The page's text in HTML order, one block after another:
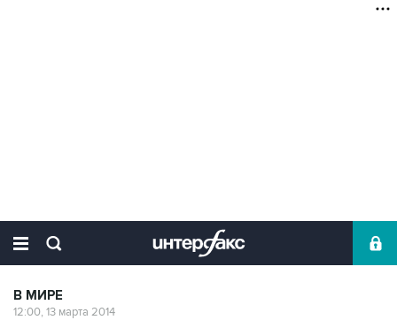
В МИРЕ
12:00, 13 марта 2014